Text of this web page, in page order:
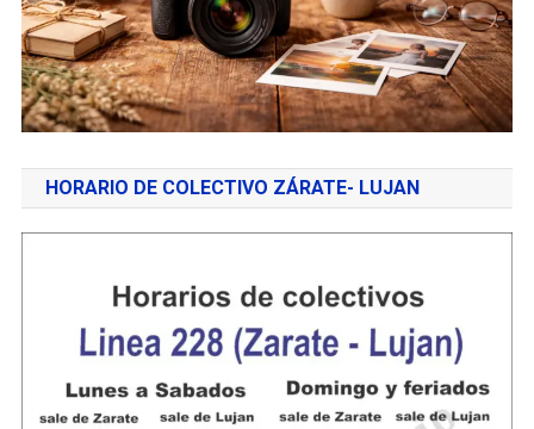
HORARIO DE COLECTIVO ZÁRATE- LUJAN